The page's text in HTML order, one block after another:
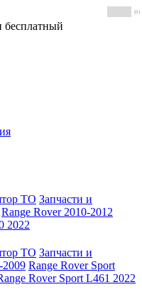
бесплатный
ТО Запчасти и
Range Rover 2010-2012
2022
ТО Запчасти и
2009 Range Rover Sport
Rover Sport L461 2022
(0)